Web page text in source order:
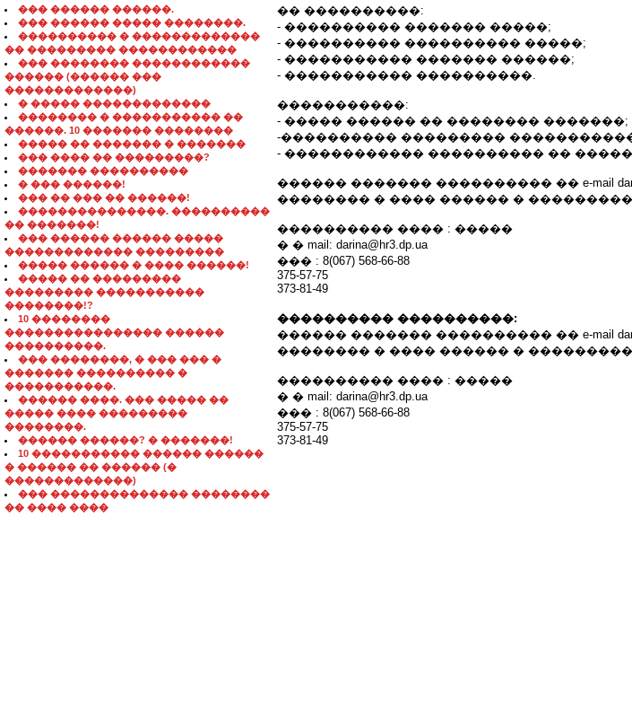
��� ������ ������.
��� ������ ����� ��������.
���������� � �������������
�� ��������� ������������
��� �������� ������������
������ (������ ���
�������������)
� ����� �������������
�������� � ����������� ��
������. 10 ������� ��������
����� �� ������� � �������
��� ���� �� ���������?
������� ����������
� ��� ������!
��� �� ��� �� ������!
���������������. ����������
�� �������!
��� ������ ������ �����
������������� ���������
����� ������ � ���� ������!
����� �� ���������
��������� �����������
��������!?
10 ��������
���������������� ������
����������.
��� ��������, � ��� ��� �
������� ���������� �
�����������.
������ ����. ��� ����� ��
����� ���� ���������
��������.
������ ������? � �������!
10 ����������� ������ ������
� ������ �� ������ (�
�������������)
��� �������������� ��������
�� ���� ����
�� ����������:
- ���������� ������� �����;
- ���������� ���������� �����;
- ����������� ������� ������;
- ����������� ����������.
�����������:
- ����� ������ �� �������� �������;
-���������� ���������
- ������������ ���������� ��
������ ������� ���������� �� e-mail
�������� � ���� ������ � ���������
���������� ���� : �����
� � mail: darina@hr3.dp.ua
��� : 8(067) 568-66-88
375-57-75
373-81-49
���������� ����������:
������ ������� ���������� �� e-mail
�������� � ���� ������ � ���������
���������� ���� : �����
� � mail: darina@hr3.dp.ua
��� : 8(067) 568-66-88
375-57-75
373-81-49